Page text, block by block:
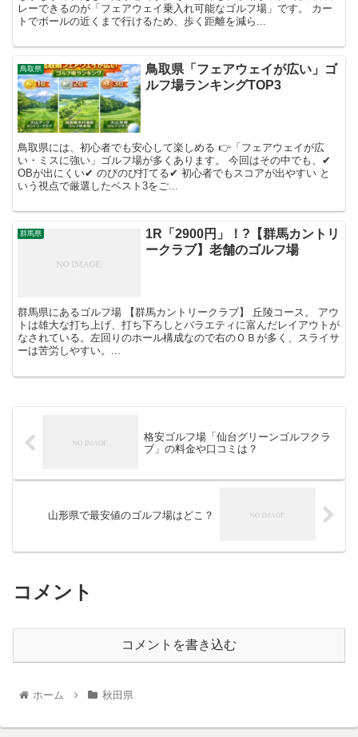
レーできるのが「フェアウェイ乗入れ可能なゴルフ場」です。 カー
トでボールの近くまで行けるため、歩く距離を減ら...
鳥取県
鳥取県「フェアウェイが広い」ゴ
ルフ場ランキングTOP3
鳥取県には、初心者でも安心して楽しめる 👉「フェアウェイが広
い・ミスに強い」ゴルフ場が多くあります。 今回はその中でも、✔
OBが出にくい✔ のびのび打てる✔ 初心者でもスコアが出やすい と
いう視点で厳選したベスト3をご...
群馬県
1R「2900円」！?【群馬カントリ
ークラブ】老舗のゴルフ場
群馬県にあるゴルフ場 【群馬カントリークラブ】 丘陵コース。 アウ
トは雄大な打ち上げ、打ち下ろしとバラエティに富んだレイアウトが
なされている。左回りのホール構成なので右のＯＢが多く、スライサ
ーは苦労しやすい。...
格安ゴルフ場「仙台グリーンゴルフクラ
ブ」の料金や口コミは？
山形県で最安値のゴルフ場はどこ？
コメント
コメントを書き込む
ホーム 秋田県